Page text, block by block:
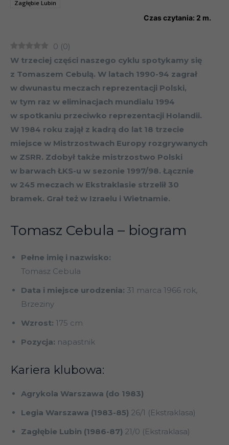
Zagłębie Lubin
Czas czytania: 2 m.
0 (0)
W trzeciej części naszego cyklu spotykamy się
z Tomaszem Cebulą. W latach 1990-94 zagrał
w dwunastu meczach reprezentacji Polski,
w tym raz w eliminacjach mundialu 1994
w spotkaniu przeciwko reprezentacji Holandii.
W 1984 roku zajął z kadrą do lat 18 trzecie
miejsce w Mistrzostwach Europy rozgrywanych
w ZSRR. Zdobył także mistrzostwo Polski
w barwach ŁKS-u w sezonie 1997/98. Łącznie
w 245 meczach w Ekstraklasie strzelił 30
bramek. Grał też w Izraelu i Wietnamie.
Tomasz Cebula – biogram
Pełne imię i nazwisko:
Tomasz Cebula
Data i miejsce urodzenia: 31 marca 1966 rok,
Brzeziny
Wzrost: 175 cm
Pozycja: napastnik
Kariera klubowa:
Agrykola Warszawa (do 1983)
Legia Warszawa (1983-85) 26/1 (Ekstraklasa)
Zagłębie Lubin (1986-87) 21/0 (Ekstraklasa)